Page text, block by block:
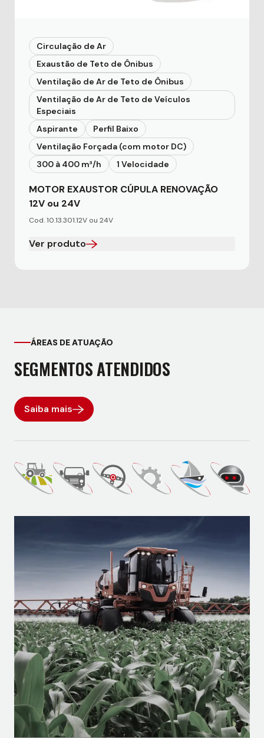
Circulação de Ar
Exaustão de Teto de Ônibus
Ventilação de Ar de Teto de Ônibus
Ventilação de Ar de Teto de Veículos
Especiais
Aspirante
Perfil Baixo
Ventilação Forçada (com motor DC)
300 à 400 m³/h
1 Velocidade
MOTOR EXAUSTOR CÚPULA RENOVAÇÃO
12V ou 24V
Cod. 10.13.301.12V ou 24V
Ver produto
ÁREAS DE ATUAÇÃO
SEGMENTOS ATENDIDOS
Saiba mais